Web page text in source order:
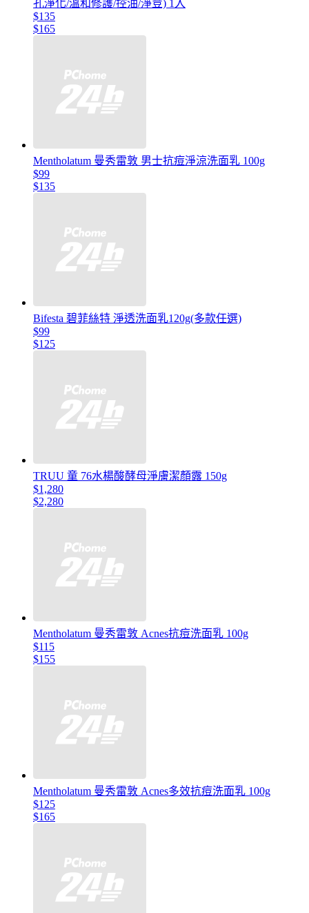
孔淨化/溫和修護/控油/淨荳) 1入
$135
$165
Mentholatum 曼秀雷敦 男士抗痘淨涼洗面乳 100g
$99
$135
Bifesta 碧菲絲特 淨透洗面乳120g(多款任選)
$99
$125
TRUU 童 76水楊酸酵母淨膚潔顏露 150g
$1,280
$2,280
Mentholatum 曼秀雷敦 Acnes抗痘洗面乳 100g
$115
$155
Mentholatum 曼秀雷敦 Acnes多效抗痘洗面乳 100g
$125
$165